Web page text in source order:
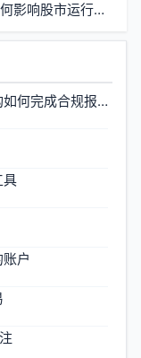
政策市如何影响股市运行与投资者决策
程序化报备流程是什么？金融机构如何完成合规报备
具
户